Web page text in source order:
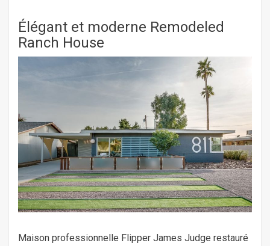
Élégant et moderne Remodeled
Ranch House
Maison professionnelle Flipper James Judge restauré